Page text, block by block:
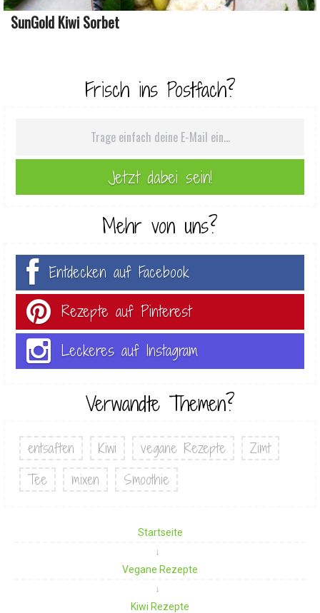
SunGold Kiwi Sorbet
Frisch ins Postfach?
Mehr von uns?
Entdecken auf Facebook
Rezepte auf Pinterest
Leckeres auf Instagram
Verwandte Themen?
entsaften Kiwi vegane Rezepte
Zimt
Tee
mixen Smoothie
Startseite
Vegane Rezepte
Kiwi Rezepte